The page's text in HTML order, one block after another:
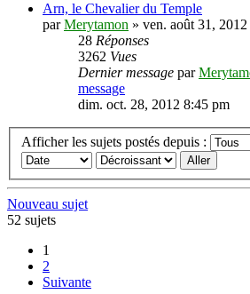
Arn, le Chevalier du Temple
parMerytamon » ven. août 31,
28 Réponses
3262 Vues
Dernier message par
message
dim. oct. 28, 2012 8:45 pm
Afficher les sujets postés depuis :
Nouveau sujet
52 sujets
1
2
Suivante